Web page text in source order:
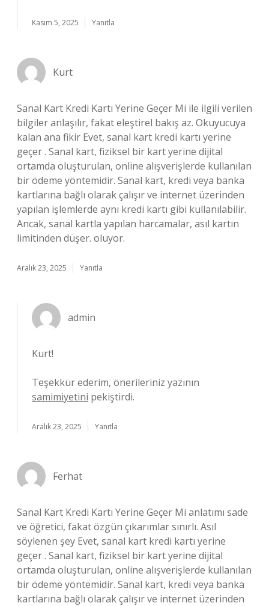
Kasım 5, 2025 Yanıtla
Kurt
Sanal Kart Kredi Kartı Yerine Geçer Mi ile ilgili verilen
bilgiler anlaşılır, fakat eleştirel bakış az. Okuyucuya
kalan ana fikir Evet, sanal kart kredi kartı yerine
geçer . Sanal kart, fiziksel bir kart yerine dijital
ortamda oluşturulan, online alışverişlerde kullanılan
bir ödeme yöntemidir. Sanal kart, kredi veya banka
kartlarına bağlı olarak çalışır ve internet üzerinden
yapılan işlemlerde aynı kredi kartı gibi kullanılabilir.
Ancak, sanal kartla yapılan harcamalar, asıl kartın
limitinden düşer. oluyor.
Aralık 23, 2025 Yanıtla
admin
Kurt!
Teşekkür ederim, önerileriniz yazının
samimiyetini pekiştirdi.
Aralık 23, 2025 Yanıtla
Ferhat
Sanal Kart Kredi Kartı Yerine Geçer Mi anlatımı sade
ve öğretici, fakat özgün çıkarımlar sınırlı. Asıl
söylenen şey Evet, sanal kart kredi kartı yerine
geçer . Sanal kart, fiziksel bir kart yerine dijital
ortamda oluşturulan, online alışverişlerde kullanılan
bir ödeme yöntemidir. Sanal kart, kredi veya banka
kartlarına bağlı olarak çalışır ve internet üzerinden